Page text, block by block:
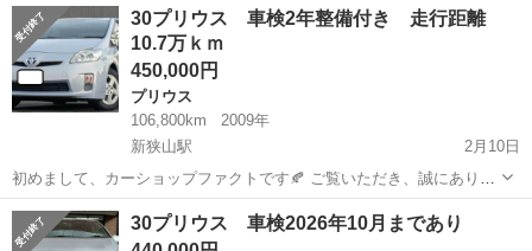
いたします もう少し値引できたら購入希望！という方おりましたら、
お気軽にご相談ください...
埼玉 狭山市 新狭山駅 アクア 車両
30プリウス 車検2年整備付き 走行距離
10.7万ｋｍ
450,000円
プリウス
106,800km
2009年
新狭山駅
2月10日
初めまして、カーショップファクトです🍂 ご覧いただき、誠にありが
とうございます✨ 冬のセール対象車として、こちらの30プリウスをご
紹介いたします もう少し値引できたら購入希望！という方おりました
埼玉 狭山市 新狭山駅 プリウス
30プリウス 車検2026年10月まであり